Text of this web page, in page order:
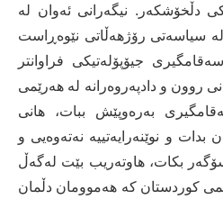
دڵخۆشکەر. نیگەرانی ئەوان لە
سیاسەتی رۆژهەڵاتی نێوەڕاست
جیۆپۆلەتیکی فراوانتر
روون و دادپەروەرانە لە هەرێمی
بەرەوپێش ببات، هانی
بدات و نوێنەرایەتییە نەتەوەیی و
بکات، هاوتەریب بێت لەگەڵ
کوردستان کە هەموومان دڵمان